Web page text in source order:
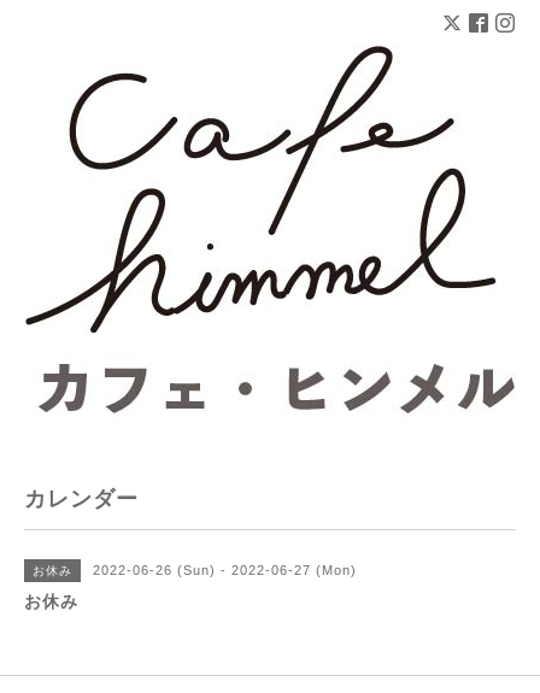
カレンダー
お休み 2022-06-26 (Sun) - 2022-06-27 (Mon)
お休み